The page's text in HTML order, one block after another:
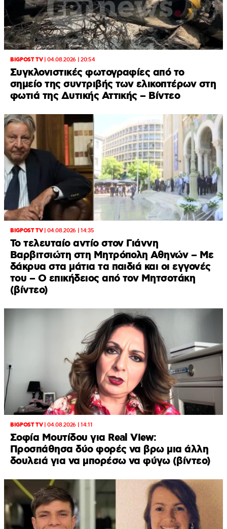
BIGPOST TV|04.08.2026 | 20:54
Συγκλονιστικές φωτογραφίες από το
σημείο της συντριβής των ελικοπτέρων στη
φωτιά της Δυτικής Αττικής – Βίντεο
BIGPOST TV|04.08.2026 | 14:35
Το τελευταίο αντίο στον Γιάννη
Βαρβιτσιώτη στη Μητρόπολη Αθηνών – Με
δάκρυα στα μάτια τα παιδιά και οι εγγονές
του – Ο επικήδειος από τον Μητσοτάκη
(βίντεο)
BIGPOST TV|04.08.2026 | 14:11
Σοφία Μουτίδου για Real View:
Προσπάθησα δύο φορές να βρω μια άλλη
δουλειά για να μπορέσω να φύγω (βίντεο)